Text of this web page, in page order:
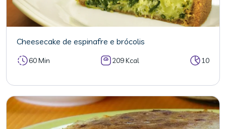
Cheesecake de espinafre e brócolis
60 Min 209 Kcal 10